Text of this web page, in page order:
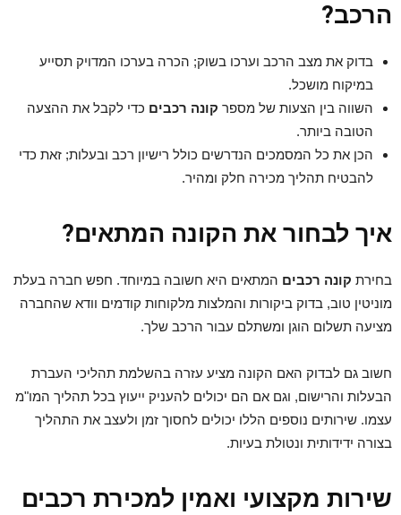
הרכב?
בדוק את מצב הרכב וערכו בשוק; הכרה בערכו המדויק תסייע
במיקוח מושכל.
השווה בין הצעות של מספר קונה רכבים כדי לקבל את ההצעה
הטובה ביותר.
הכן את כל המסמכים הנדרשים כולל רישיון רכב ובעלות; זאת כדי
להבטיח תהליך מכירה חלק ומהיר.
איך לבחור את הקונה המתאים?
בחירת קונה רכבים המתאים היא חשובה במיוחד. חפש חברה בעלת
מוניטין טוב, בדוק ביקורות והמלצות מלקוחות קודמים וודא שהחברה
מציעה תשלום הוגן ומשתלם עבור הרכב שלך.
חשוב גם לבדוק האם הקונה מציע עזרה בהשלמת תהליכי העברת
הבעלות והרישום, וגם אם הם יכולים להעניק ייעוץ בכל תהליך המו"מ
עצמו. שירותים נוספים הללו יכולים לחסוך זמן ולעצב את התהליך
בצורה ידידותית ונטולת בעיות.
שירות מקצועי ואמין למכירת רכבים